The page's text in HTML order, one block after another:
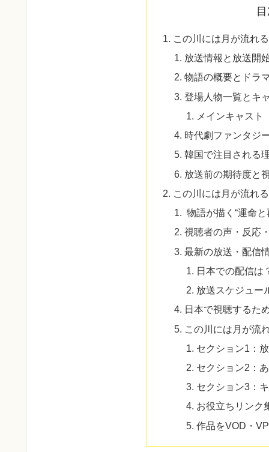
この川には月が流れ
放送情報と放送開
物語の概要とドラ
登場人物一覧とキ
メインキャスト
時代劇ファンタジ
韓国で注目される
放送前の期待度と
この川には月が流れ
物語が描く“運命
視聴者の声・反応
最新の放送・配信
日本での配信は
放送スケジュー
日本で視聴するた
この川には月が流
セクション1：
セクション2：
セクション3：
お役立ちリンク
作品をVOD・